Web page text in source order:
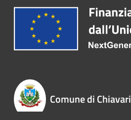
Comune di Chiavari